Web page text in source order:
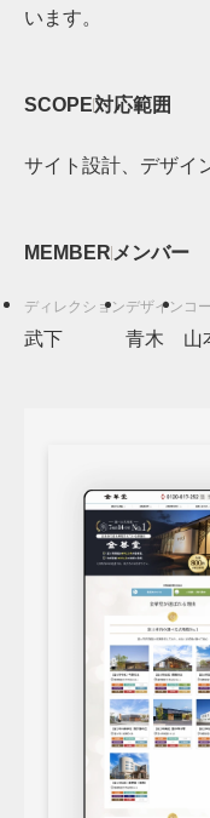
います。
SCOPE対応範囲
サイト設計、デザイ
MEMBER メンバー
武下 青木 山